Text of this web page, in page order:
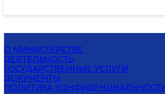
О МИНИСТЕРСТВЕ
ДЕЯТЕЛЬНОСТЬ
ГОСУДАРСТВЕННЫЕ УСЛУГИ
ДОКУМЕНТЫ
ПОЛИТИКА